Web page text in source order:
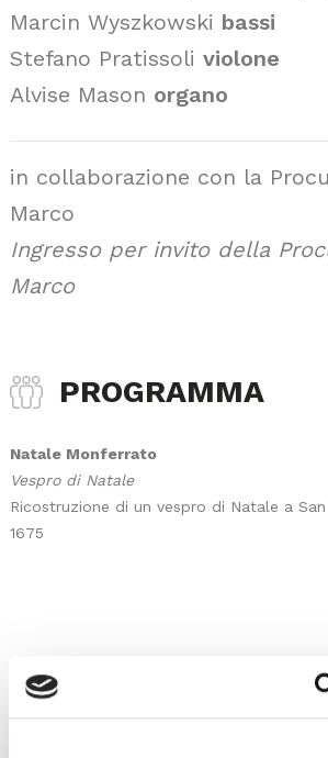
Marcin Wyszkowski bassi
Stefano Pratissoli violone
Alvise Mason organo
in collaborazione con la
Marco
Ingresso per invito della
Marco
PROGRAMMA
Natale Monferrato
Vespro di Natale
Ricostruzione di un vespro di Natale a
1675
SCARICA COMUNICATO